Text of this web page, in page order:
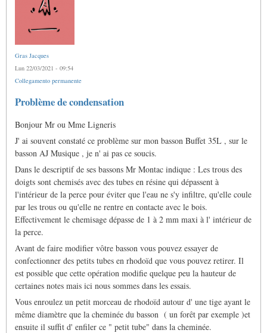
Gras Jacques
Lun 22/03/2021 - 09:54
Collegamento permanente
Problème de condensation
Bonjour Mr ou Mme Ligneris
J' ai souvent constaté ce problème sur mon basson Buffet 35L , sur le
basson AJ Musique , je n' ai pas ce soucis.
Dans le descriptif de ses bassons Mr Montac indique : Les trous des
doigts sont chemisés avec des tubes en résine qui dépassent à
l'intérieur de la perce pour éviter que l'eau ne s'y infiltre, qu'elle coule
par les trous ou qu'elle ne rentre en contacte avec le bois.
Effectivement le chemisage dépasse de 1 à 2 mm maxi à l' intérieur de
la perce.
Avant de faire modifier vôtre basson vous pouvez essayer de
confectionner des petits tubes en rhodoïd que vous pouvez retirer. Il
est possible que cette opération modifie quelque peu la hauteur de
certaines notes mais ici nous sommes dans les essais.
Vous enroulez un petit morceau de rhodoïd autour d' une tige ayant le
même diamètre que la cheminée du basson ( un forêt par exemple )et
ensuite il suffit d' enfiler ce " petit tube" dans la cheminée.